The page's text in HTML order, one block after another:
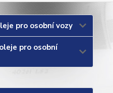
pro osobní vozy
pro osobní